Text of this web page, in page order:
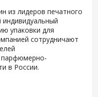
из лидеров печатного
упаковки для
сотрудничают
парфюмерно-
в России.